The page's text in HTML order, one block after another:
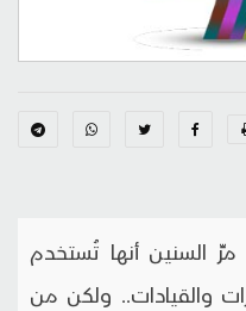
السنين أنها تُستخدم
والقيادات.. ولكن من